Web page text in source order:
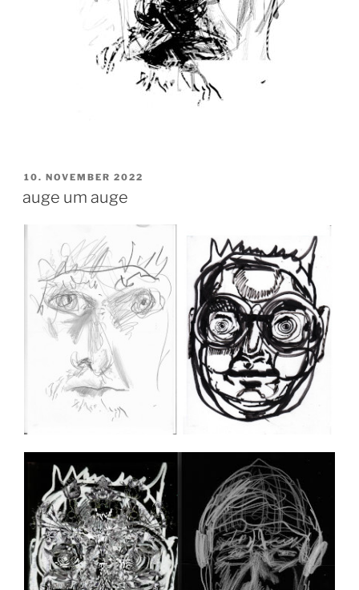
VERÖFFENTLICHT
10. NOVEMBER 2022
auge um auge